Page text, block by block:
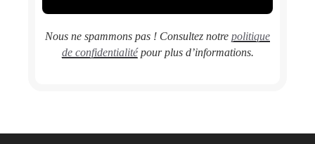
Nous ne spammons pas ! Consultez notre politique
de confidentialitépour plus d’informations.